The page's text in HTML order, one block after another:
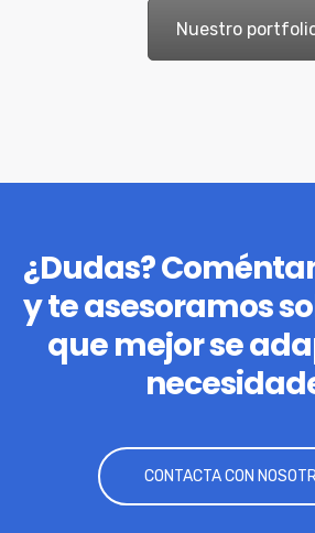
Nuestro
¿Dudas?
y te asesoramos
que mejor se
CONTACTA CON